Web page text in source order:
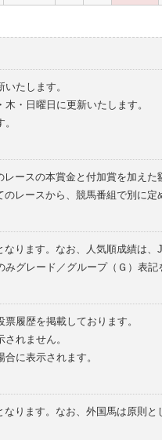
たします。
・日曜日に更新いたします。
ースの本賞金と付加賞を加えた
レースから、競馬番組で別に定
ります。なお、人気順成績は、
グレード／グループ（Ｇ）表記
履歴を掲載しております。
れません。
に表示されます。
ります。なお、外国馬は原則と